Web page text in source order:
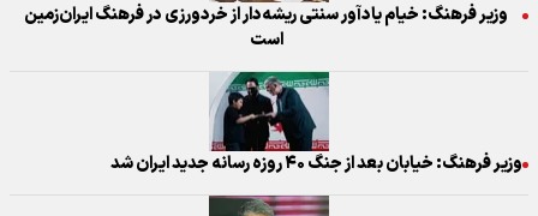
وزیر فرهنگ: خیام یادآور سنتی ریشه‌دار از خردورزی در فرهنگ ایران‌زمین
است
وزیر فرهنگ: خیابان بعد از جنگ ۴۰ روزه رسانه جدید ایران شد